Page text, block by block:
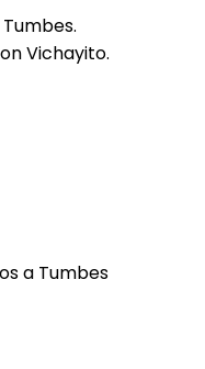
Vichayito.
a Tumbes